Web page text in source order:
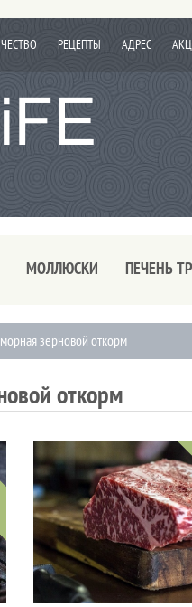
РЕЦЕПТЫ АДРЕС
МОЛЛЮСКИ ПЕЧЕНЬ
зерновой откорм
откорм